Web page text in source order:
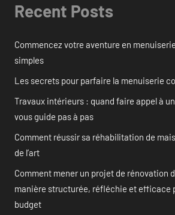
Recent Posts
Commencez votre aventure en
simples
Les secrets pour parfaire la menuiserie
Travaux intérieurs : quand faire appel à
vous guide pas à pas
Comment réussir sa réhabilitation de
de l’art
Comment mener un projet de rénovation
manière structurée, réfléchie et efficace
budget